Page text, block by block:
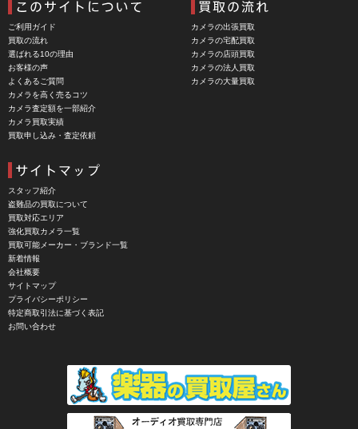
ご利用ガイド
買取の流れ
選ばれる10の理由
お客様の声
よくあるご質問
カメラを高く売るコツ
カメラ査定額を一部紹介
カメラ買取実績
買取申し込み・査定依頼
カメラの出張買取
カメラの宅配買取
カメラの店頭買取
カメラの法人買取
カメラの大量買取
スタッフ紹介
盗難品の買取について
買取対応エリア
強化買取カメラ一覧
買取可能メーカー・ブランド一覧
新着情報
会社概要
サイトマップ
プライバシーポリシー
特定商取引法に基づく表記
お問い合わせ